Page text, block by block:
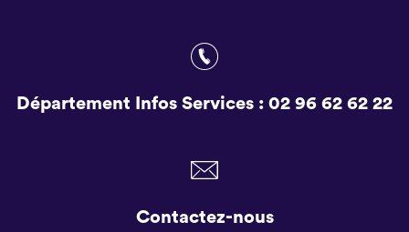
Département Infos Services : 02 96 62 62 22
Contactez-nous